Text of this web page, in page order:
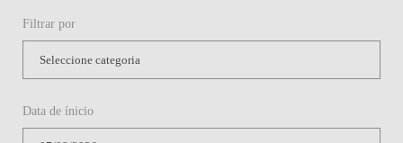
Filtrar por
Data de ínicio